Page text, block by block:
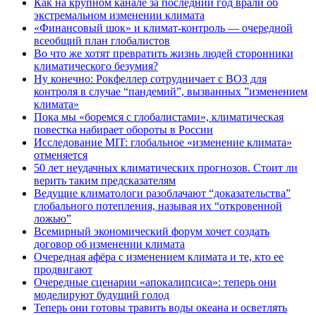
Как на крупном канале за последний год врали об
экстремальном изменении климата
«Финансовый шок» и климат-контроль — очередной
всеобщий план глобалистов
Во что же хотят превратить жизнь людей сторонники
климатического безумия?
Ну конечно: Рокфеллер сотрудничает с ВОЗ для
контроля в случае “пандемий”, вызванных ”изменением
климата»
Пока мы «боремся с глобалистами», климатическая
повестка набирает обороты в России
Исследование MIT: глобальное «изменение климата»
отменяется
50 лет неудачных климатических прогнозов. Стоит ли
верить таким предсказателям
Ведущие климатологи разоблачают “доказательства”
глобального потепления, называя их “откровенной
ложью”
Всемирный экономический форум хочет создать
договор об изменении климата
Очередная афёра с изменением климата и те, кто ее
продвигают
Очередные сценарии «апокалипсиса»: теперь они
моделируют будущий голод
Теперь они готовы травить воды океана и осветлять